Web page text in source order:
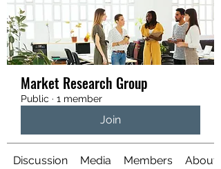
Market Research Group
Public · 1 member
Join
Discussion Media Members About